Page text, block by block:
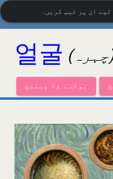
LanguageGuide.org
얼굴
بولنے کا چیلنج
ان پر ٹیپ کریں۔